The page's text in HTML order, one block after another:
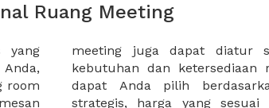
Ruang Meeting
yang
room
yang